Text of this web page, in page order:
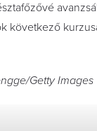
következő
Getty Images